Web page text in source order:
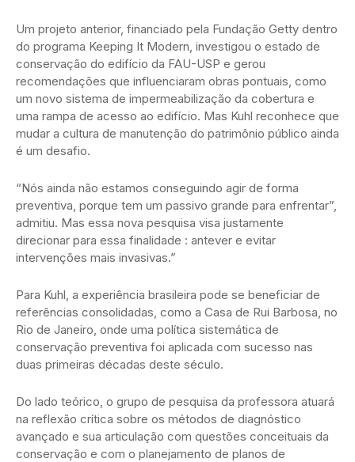
Um projeto anterior, financiado pela Fundação Getty dentro
do programa Keeping It Modern, investigou o estado de
conservação do edifício da FAU-USP e gerou
recomendações que influenciaram obras pontuais, como
um novo sistema de impermeabilização da cobertura e
uma rampa de acesso ao edifício. Mas Kuhl reconhece que
mudar a cultura de manutenção do patrimônio público ainda
é um desafio.
“Nós ainda não estamos conseguindo agir de forma
preventiva, porque tem um passivo grande para enfrentar”,
admitiu. Mas essa nova pesquisa visa justamente
direcionar para essa finalidade : antever e evitar
intervenções mais invasivas.”
Para Kuhl, a experiência brasileira pode se beneficiar de
referências consolidadas, como a Casa de Rui Barbosa, no
Rio de Janeiro, onde uma política sistemática de
conservação preventiva foi aplicada com sucesso nas
duas primeiras décadas deste século.
Do lado teórico, o grupo de pesquisa da professora atuará
na reflexão crítica sobre os métodos de diagnóstico
avançado e sua articulação com questões conceituais da
conservação e com o planejamento de planos de